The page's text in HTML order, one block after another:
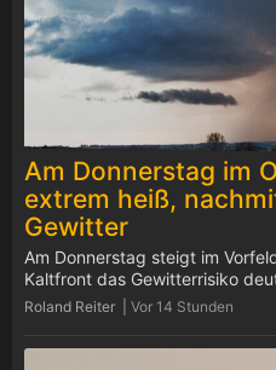
Am Donnerstag im
extrem heiß,
Gewitter
Roland Reiter | Vor 14 Stunden
Am Donnerstag steigt im
Kaltfront das Gewitterrisiko